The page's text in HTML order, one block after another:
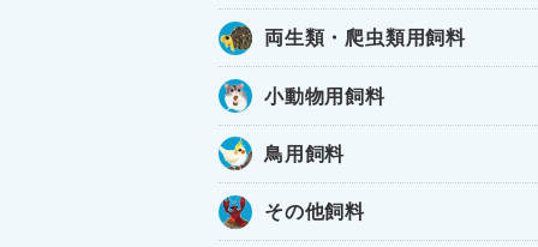
両生類・爬虫類用飼料
小動物用飼料
鳥用飼料
その他飼料